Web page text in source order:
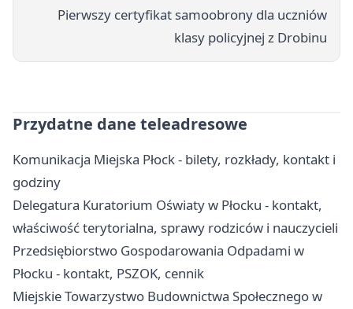
Pierwszy certyfikat samoobrony dla uczniów
klasy policyjnej z Drobinu
Przydatne dane teleadresowe
Komunikacja Miejska Płock - bilety, rozkłady, kontakt i
godziny
Delegatura Kuratorium Oświaty w Płocku - kontakt,
właściwość terytorialna, sprawy rodziców i nauczycieli
Przedsiębiorstwo Gospodarowania Odpadami w
Płocku - kontakt, PSZOK, cennik
Miejskie Towarzystwo Budownictwa Społecznego w